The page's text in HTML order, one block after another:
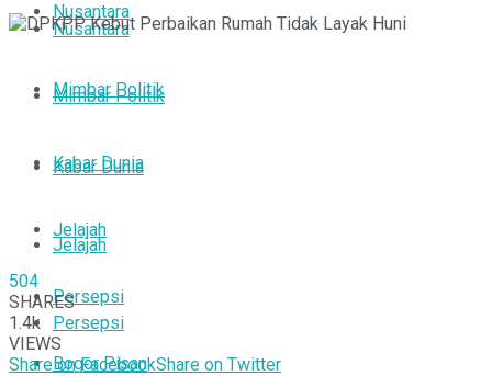
Nusantara
Mimbar Politik
Kabar Dunia
Jelajah
Persepsi
Nusantara
Mimbar Politik
Kabar Dunia
Jelajah
Persepsi
Bogor Pisan
504
SHARES
1.4k
VIEWS
Share on FacebookShare on Twitter